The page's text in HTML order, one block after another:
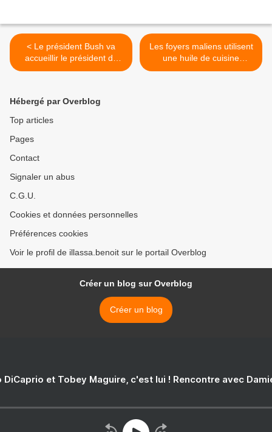
< Le président Bush va
accueillir le président du
Mali à la Maison-Blanche
Les foyers maliens utilisent
une huile de cuisine
empoisonnée >
Hébergé par Overblog
Top articles
Pages
Contact
Signaler un abus
C.G.U.
Cookies et données personnelles
Préférences cookies
Voir le profil de illassa.benoit sur le portail Overblog
Créer un blog sur Overblog
Créer un blog
DiCaprio et Tobey Maguire, c'est lui ! Rencontre avec